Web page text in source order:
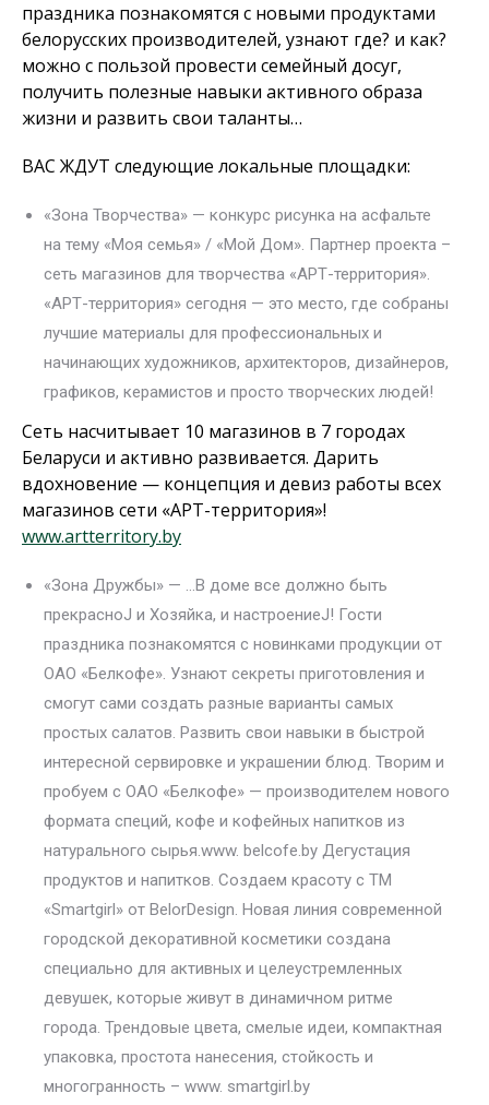
праздника познакомятся с новыми продуктами
белорусских производителей, узнают где? и как?
можно с пользой провести семейный досуг,
получить полезные навыки активного образа
жизни и развить свои таланты…
ВАС ЖДУТ следующие локальные площадки:
«Зона Творчества» — конкурс рисунка на асфальте
на тему «Моя семья» / «Мой Дом». Партнер проекта –
сеть магазинов для творчества «АРТ-территория».
«АРТ-территория» сегодня — это место, где собраны
лучшие материалы для профессиональных и
начинающих художников, архитекторов, дизайнеров,
графиков, керамистов и просто творческих людей!
Сеть насчитывает 10 магазинов в 7 городах
Беларуси и активно развивается. Дарить
вдохновение — концепция и девиз работы всех
магазинов сети «АРТ-территория»!
www.artterritory.by
«Зона Дружбы» — …В доме все должно быть
прекрасноJ и Хозяйка, и настроениеJ! Гости
праздника познакомятся с новинками продукции от
ОАО «Белкофе». Узнают секреты приготовления и
смогут сами создать разные варианты самых
простых салатов. Развить свои навыки в быстрой
интересной сервировке и украшении блюд. Творим и
пробуем с ОАО «Белкофе» — производителем нового
формата специй, кофе и кофейных напитков из
натурального сырья.www. belcofe.by Дегустация
продуктов и напитков. Создаем красоту с ТМ
«Smartgirl» от BelorDesign. Новая линия современной
городской декоративной косметики создана
специально для активных и целеустремленных
девушек, которые живут в динамичном ритме
города. Трендовые цвета, смелые идеи, компактная
упаковка, простота нанесения, стойкость и
многогранность – www. smartgirl.by